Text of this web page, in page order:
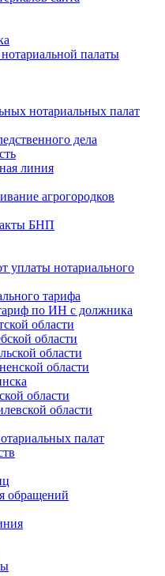
палаты
нотариальных палат
дела
линия
агрогородков
БНП
уплаты нотариального
тарифа
по ИН с должника
области
области
области
области
области
области
палат
обращений